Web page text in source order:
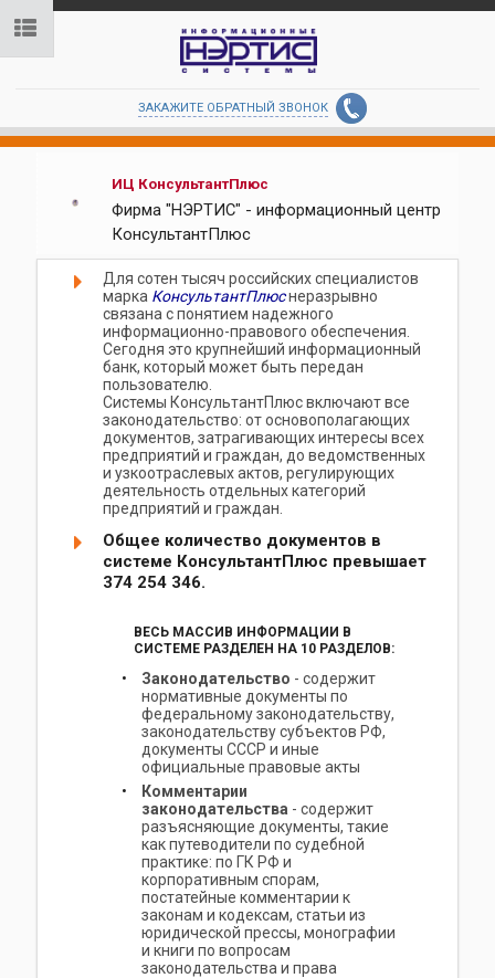
ЗАКАЖИТЕ ОБРАТНЫЙ ЗВОНОК
ИЦ КонсультантПлюс
Фирма "НЭРТИС" - информационный центр
КонсультантПлюс
Для сотен тысяч российских специалистов
марка КонсультантПлюснеразрывно
связана с понятием надежного
информационно-правового обеспечения.
Сегодня это крупнейший информационный
банк, который может быть передан
пользователю.
Системы КонсультантПлюс включают все
законодательство: от основополагающих
документов, затрагивающих интересы всех
предприятий и граждан, до ведомственных
и узкоотраслевых актов, регулирующих
деятельность отдельных категорий
предприятий и граждан.
Общее количество документов в
системе КонсультантПлюс превышает
374 254 346.
ВЕСЬ МАССИВ ИНФОРМАЦИИ В
СИСТЕМЕ РАЗДЕЛЕН НА 10 РАЗДЕЛОВ:
Законодательство - содержит
нормативные документы по
федеральному законодательству,
законодательству субъектов РФ,
документы СССР и иные
официальные правовые акты
Комментарии
законодательства - содержит
разъясняющие документы, такие
как путеводители по судебной
практике: по ГК РФ и
корпоративным спорам,
постатейные комментарии к
законам и кодексам, статьи из
юридической прессы, монографии
и книги по вопросам
законодательства и права